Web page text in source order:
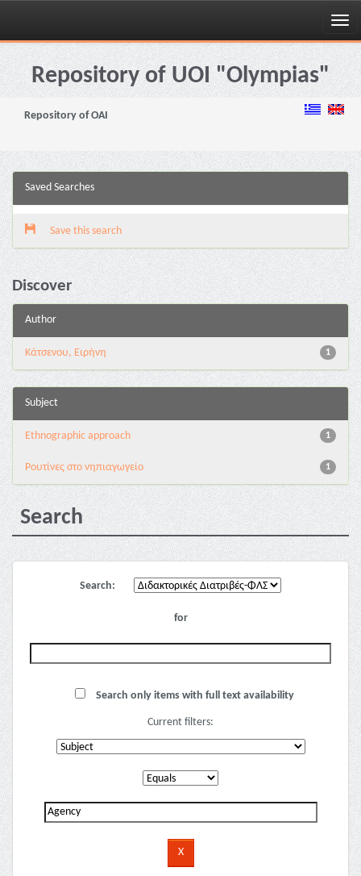
Skip
navigationRepository of UOI "Olympias"
Repository of OAI
Saved Searches
Save this search
Discover
Author
1
Κάτσενου, Ειρήνη
Subject
1
Ethnographic approach
1
Pουτίνες στο νηπιαγωγείο
Search
Search:
for
Search only items with full text availability
Current filters: